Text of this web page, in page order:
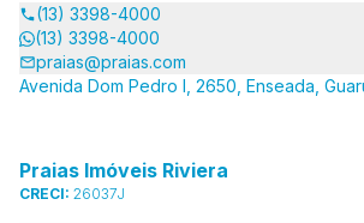
(13) 3398-4000
(13) 3398-4000
praias@praias.com
Avenida Dom Pedro I, 2650, Enseada,
Praias Imóveis Riviera
CRECI: 26037J